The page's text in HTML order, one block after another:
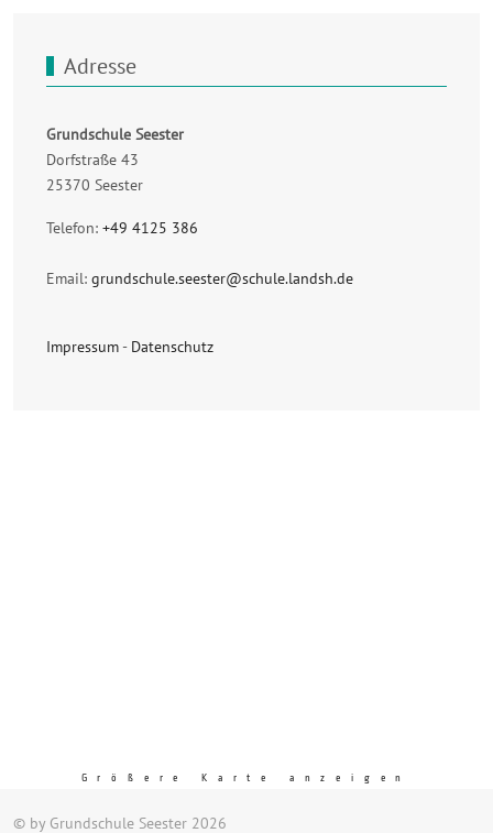
Adresse
Grundschule Seester
Dorfstraße 43
25370 Seester
Telefon: +49 4125 386
Email: grundschule.seester@schule.landsh.de
Impressum- Datenschutz
Größere Karte anzeigen
© by Grundschule Seester 2026